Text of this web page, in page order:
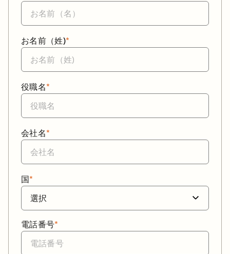
*
お名前（姓)
*
役職名
*
会社名
*
国
*
電話番号